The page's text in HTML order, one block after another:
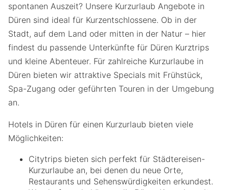
spontanen Auszeit? Unsere Kurzurlaub Angebote in
Düren sind ideal für Kurzentschlossene. Ob in der
Stadt, auf dem Land oder mitten in der Natur – hier
findest du passende Unterkünfte für Düren Kurztrips
und kleine Abenteuer. Für zahlreiche Kurzurlaube in
Düren bieten wir attraktive Specials mit Frühstück,
Spa-Zugang oder geführten Touren in der Umgebung
an.
Hotels in Düren für einen Kurzurlaub bieten viele
Möglichkeiten:
Citytrips bieten sich perfekt für Städtereisen-
Kurzurlaube an, bei denen du neue Orte,
Restaurants und Sehenswürdigkeiten erkundest.